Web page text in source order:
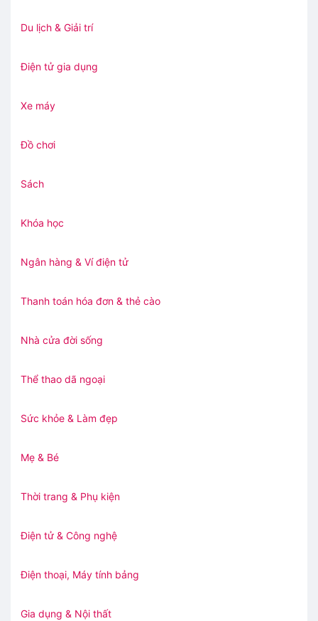
Du lịch & Giải trí
Điện tử gia dụng
Xe máy
Đồ chơi
Sách
Khóa học
Ngân hàng & Ví điện tử
Thanh toán hóa đơn & thẻ cào
Nhà cửa đời sống
Thể thao dã ngoại
Sức khỏe & Làm đẹp
Mẹ & Bé
Thời trang & Phụ kiện
Điện tử & Công nghệ
Điện thoại, Máy tính bảng
Gia dụng & Nội thất